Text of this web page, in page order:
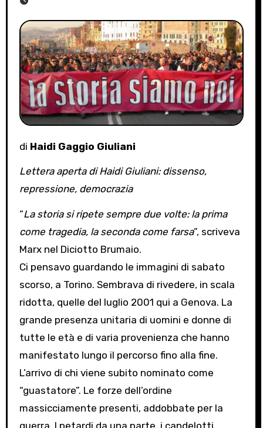
di Haidi Gaggio Giuliani
Lettera aperta di Haidi Giuliani: dissenso,
repressione, democrazia
“La storia si ripete sempre due volte: la prima
come tragedia, la seconda come farsa”, scriveva
Marx nel Diciotto Brumaio.
Ci pensavo guardando le immagini di sabato
scorso, a Torino. Sembrava di rivedere, in scala
ridotta, quelle del luglio 2001 qui a Genova. La
grande presenza unitaria di uomini e donne di
tutte le età e di varia provenienza che hanno
manifestato lungo il percorso fino alla fine.
L’arrivo di chi viene subito nominato come
“guastatore”. Le forze dell’ordine
massicciamente presenti, addobbate per la